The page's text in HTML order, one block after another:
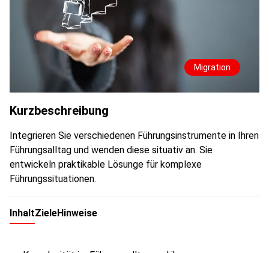
Migration
Kurzbeschreibung
Integrieren Sie verschiedenen Führungsinstrumente in Ihren
Führungsalltag und wenden diese situativ an. Sie
entwickeln praktikable Lösunge für komplexe
Führungssituationen.
InhaltZieleHinweise